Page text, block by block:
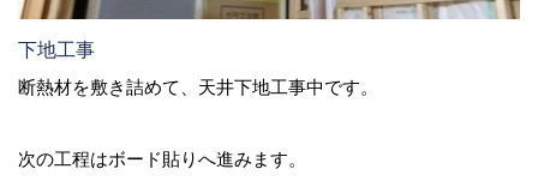
下地工事
断熱材を敷き詰めて、天井下地工事中です。
次の工程はボード貼りへ進みます。